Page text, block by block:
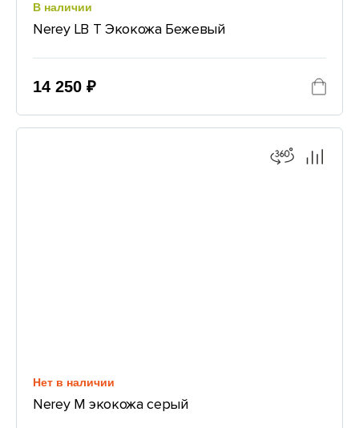
В наличии
Nerey LB T Экокожа Бежевый
14 250 ₽
Нет в наличии
Nerey M экокожа серый